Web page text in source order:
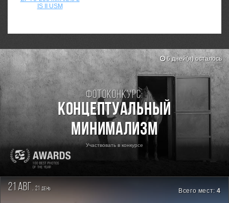
IS II USM
Фотоконкурс:
Концептуальный
минимализм
Участвовать в конкурсе
6 дней(я) осталось
21 авг. 21 день Всего мест:4